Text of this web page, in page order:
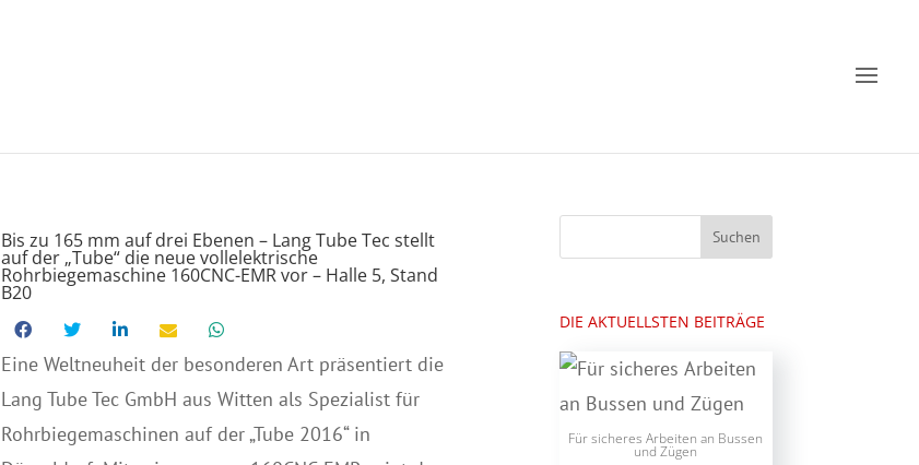
Bis zu 165 mm auf drei Ebenen – Lang Tube Tec stellt
auf der „Tube“ die neue vollelektrische
Rohrbiegemaschine 160CNC-EMR vor – Halle 5, Stand
B20
Eine Weltneuheit der besonderen Art präsentiert die
Lang Tube Tec GmbH aus Witten als Spezialist für
Rohrbiegemaschinen auf der „Tube 2016“ in
DIE AKTUELLSTEN BEITRÄGE
Für sicheres Arbeiten an Bussen
und Zügen